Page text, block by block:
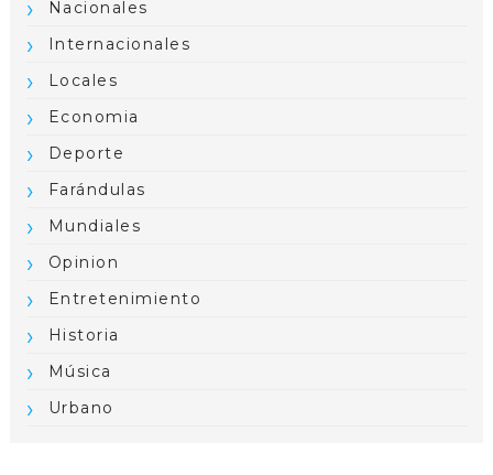
Nacionales
Internacionales
Locales
Economia
Deporte
Farándulas
Mundiales
Opinion
Entretenimiento
Historia
Música
Urbano